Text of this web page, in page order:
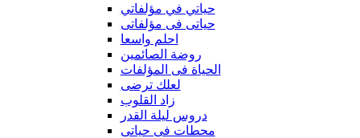
حياتي في مؤلفاتي
حياتى فى مؤلفاتى
احلم واسعا
روضة الصائمين
الحياة فى المؤلفات
لعلك ترضى
زاد القلوب
دروس ليلة القدر
محطات فى حياتى